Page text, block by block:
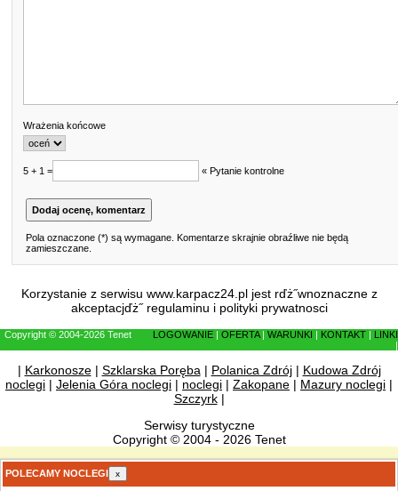
Wrażenia końcowe
5 + 1 = « Pytanie kontrolne
Pola oznaczone (*) są wymagane. Komentarze skrajnie obraźliwe nie będą
zamieszczane.
Korzystanie z serwisu www.karpacz24.pl jest rďż˝wnoznaczne z
akceptacjďż˝ regulaminu i polityki prywatnosci
Copyright © 2004-2026 Tenet LOGOWANIE OFERTA| WARUNKI KONTAKT
LINKI
| Karkonosze| Szklarska Poręba| Polanica Zdrój| Kudowa Zdrój
noclegi | Jelenia Góra noclegi | noclegi | Zakopane | Mazury noclegi |
Szczyrk|
Serwisy turystyczne
Copyright © 2004 - 2026 Tenet
POLECAMY NOCLEGI x